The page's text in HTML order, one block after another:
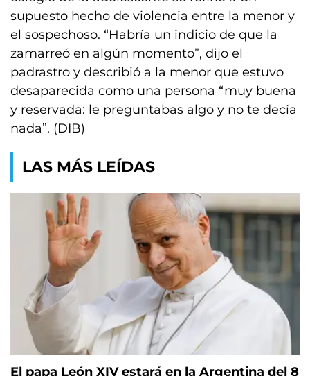
supuesto hecho de violencia entre la menor y
el sospechoso. “Habría un indicio de que la
zamarreó en algún momento”, dijo el
padrastro y describió a la menor que estuvo
desaparecida como una persona “muy buena
y reservada: le preguntabas algo y no te decía
nada”. (DIB)
LAS MÁS LEÍDAS
El papa León XIV estará en la Argentina del 8